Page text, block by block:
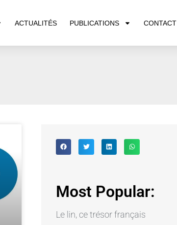
ACTUALITÉS PUBLICATIONS CONTACT
Most Popular:
Le lin, ce trésor français